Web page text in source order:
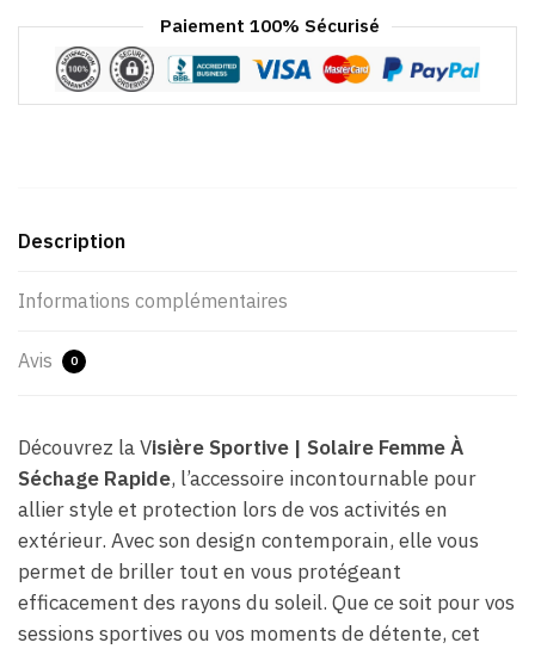
Paiement 100% Sécurisé
Description
Informations complémentaires
Avis 0
Découvrez la Visière Sportive | Solaire Femme À
Séchage Rapide, l’accessoire incontournable pour
allier style et protection lors de vos activités en
extérieur. Avec son design contemporain, elle vous
permet de briller tout en vous protégeant
efficacement des rayons du soleil. Que ce soit pour vos
sessions sportives ou vos moments de détente, cet